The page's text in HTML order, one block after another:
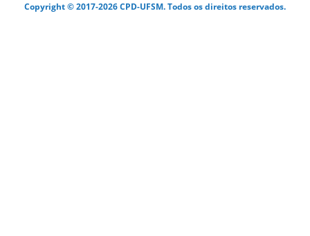
Copyright © 2017-2026 CPD-UFSM. Todos os direitos reservados.